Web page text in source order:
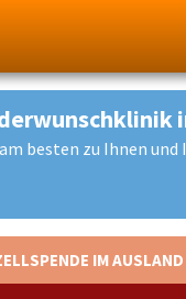
besten zu Ihnen
IM AUSLAND